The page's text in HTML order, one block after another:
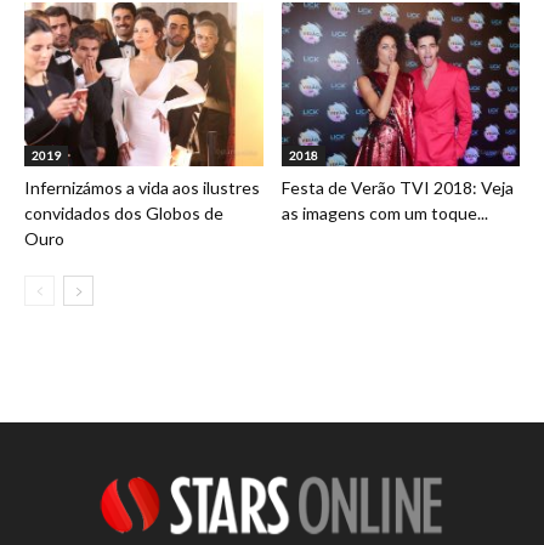
2019
Infernizámos a vida aos ilustres
convidados dos Globos de
Ouro
2018
Festa de Verão TVI 2018: Veja
as imagens com um toque...